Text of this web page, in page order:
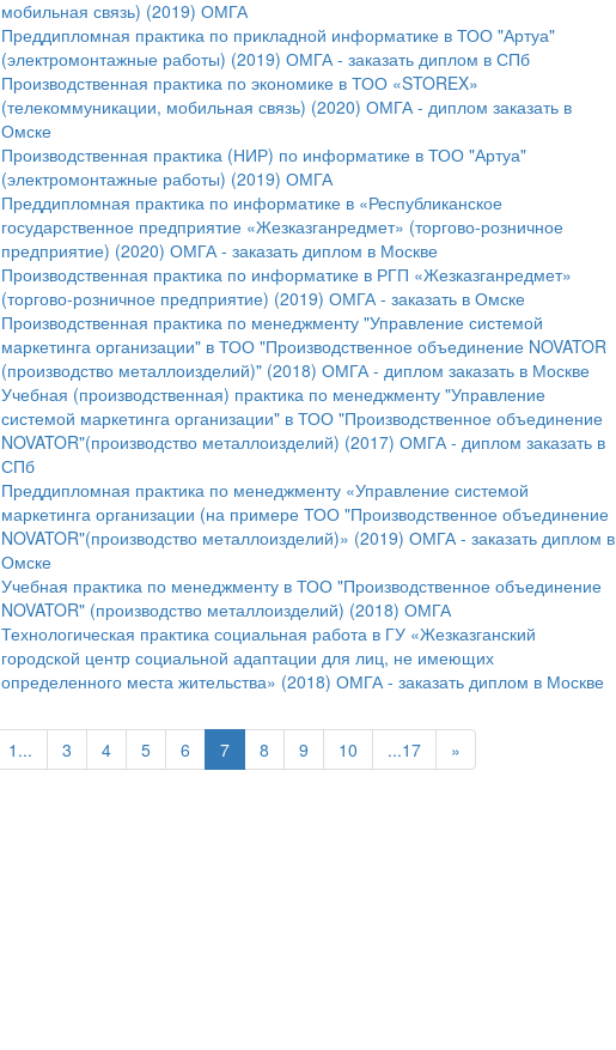
мобильная связь) (2019) ОМГА
Преддипломная практика по прикладной информатике в ТОО "Артуа"
(электромонтажные работы) (2019) ОМГА - заказать диплом в СПб
Производственная практика по экономике в ТОО «STOREX»
(телекоммуникации, мобильная связь) (2020) ОМГА - диплом заказать в
Омске
Производственная практика (НИР) по информатике в ТОО "Артуа"
(электромонтажные работы) (2019) ОМГА
Преддипломная практика по информатике в «Республиканское
государственное предприятие «Жезказганредмет» (торгово-розничное
предприятие) (2020) ОМГА - заказать диплом в Москве
Производственная практика по информатике в РГП «Жезказганредмет»
(торгово-розничное предприятие) (2019) ОМГА - заказать в Омске
Производственная практика по менеджменту "Управление системой
маркетинга организации" в ТОО "Производственное объединение NOVATOR
(производство металлоизделий)" (2018) ОМГА - диплом заказать в Москве
Учебная (производственная) практика по менеджменту "Управление
системой маркетинга организации" в ТОО "Производственное объединение
NOVATOR"(производство металлоизделий) (2017) ОМГА - диплом заказать в
СПб
Преддипломная практика по менеджменту «Управление системой
маркетинга организации (на примере ТОО "Производственное объединение
NOVATOR"(производство металлоизделий)» (2019) ОМГА - заказать диплом в
Омске
Учебная практика по менеджменту в ТОО "Производственное объединение
NOVATOR" (производство металлоизделий) (2018) ОМГА
Технологическая практика социальная работа в ГУ «Жезказганский
городской центр социальной адаптации для лиц, не имеющих
определенного места жительства» (2018) ОМГА - заказать диплом в Москве
1... 3 4 5 6 7 8 9 10 ...17 »